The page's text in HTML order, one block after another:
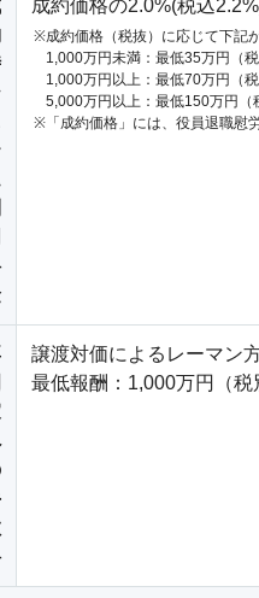
成約価格の2.0%(税込
成約価格（税抜）に応じて下記
1,000万円未満：最低35万円（税
1,000万円以上：最低70万円（税
5,000万円以上：最低150万円（
「成約価格」には、役員退職
譲渡対価によるレーマン
最低報酬：1,000万円（税